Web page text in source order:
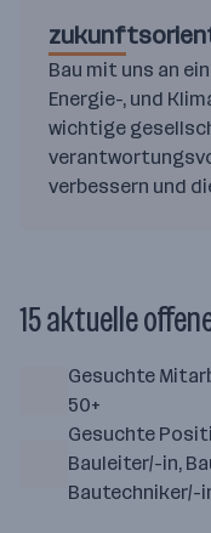
Bau mit uns an
Energie-, und
wichtige
verbessern und
15 aktuelle
Gesuchte
50+
Gesuchte
Bauleiter/-in,
Bautechniker/-